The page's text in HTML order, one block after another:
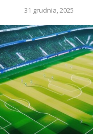
31 grudnia, 2025